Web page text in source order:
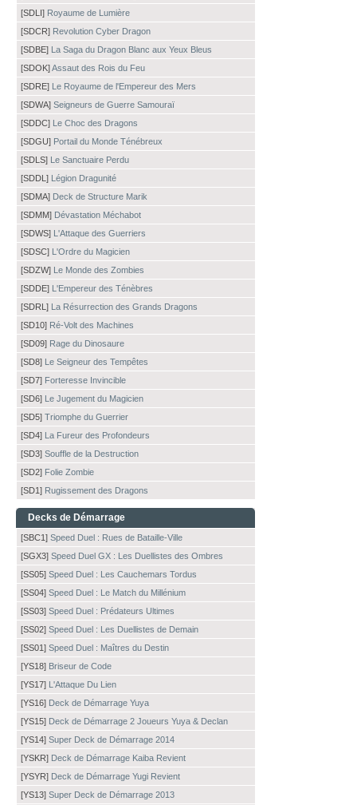
[SDLI] Royaume de Lumière
[SDCR] Revolution Cyber Dragon
[SDBE] La Saga du Dragon Blanc aux Yeux Bleus
[SDOK]Assaut des Rois du Feu
[SDRE] Le Royaume de l'Empereur des Mers
[SDWA] Seigneurs de Guerre Samouraï
[SDDC] Le Choc des Dragons
[SDGU] Portail du Monde Ténébreux
[SDLS] Le Sanctuaire Perdu
[SDDL] Légion Dragunité
[SDMA] Deck de Structure Marik
[SDMM] Dévastation Méchabot
[SDWS] L'Attaque des Guerriers
[SDSC] L'Ordre du Magicien
[SDZW] Le Monde des Zombies
[SDDE] L'Empereur des Ténèbres
[SDRL] La Résurrection des Grands Dragons
[SD10] Ré-Volt des Machines
[SD09] Rage du Dinosaure
[SD8] Le Seigneur des Tempêtes
[SD7] Forteresse Invincible
[SD6] Le Jugement du Magicien
[SD5] Triomphe du Guerrier
[SD4] La Fureur des Profondeurs
[SD3] Souffle de la Destruction
[SD2] Folie Zombie
[SD1] Rugissement des Dragons
Decks de Démarrage
[SBC1] Speed Duel : Rues de Bataille-Ville
[SGX3] Speed Duel GX : Les Duellistes des Ombres
[SS05] Speed Duel : Les Cauchemars Tordus
[SS04] Speed Duel : Le Match du Millénium
[SS03] Speed Duel : Prédateurs Ultimes
[SS02] Speed Duel : Les Duellistes de Demain
[SS01] Speed Duel : Maîtres du Destin
[YS18] Briseur de Code
[YS17] L'Attaque Du Lien
[YS16] Deck de Démarrage Yuya
[YS15] Deck de Démarrage 2 Joueurs Yuya & Declan
[YS14] Super Deck de Démarrage 2014
[YSKR] Deck de Démarrage Kaiba Revient
[YSYR] Deck de Démarrage Yugi Revient
[YS13] Super Deck de Démarrage 2013